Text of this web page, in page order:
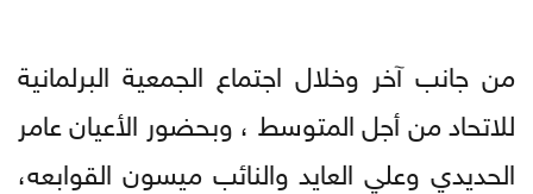
من جانب آخر وخلال اجتماع الجمعية البرلمانية
للاتحاد من أجل المتوسط ، وبحضور الأعيان عامر
الحديدي وعلي العايد والنائب ميسون القوابعه،